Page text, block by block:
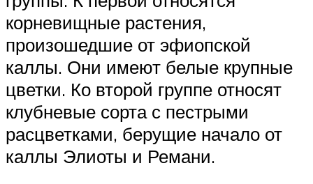
корневищные растения,
произошедшие от эфиопской
каллы. Они имеют белые крупные
цветки. Ко второй группе относят
клубневые сорта с пестрыми
расцветками, берущие начало от
каллы Элиоты и Ремани.